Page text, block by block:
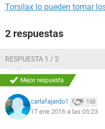
Torsilax lo pueden tomar
2 respuestas
RESPUESTA 1 / 2
Mejor respuesta
carlafajardo1 158
17 ene 2016 a las 05:23